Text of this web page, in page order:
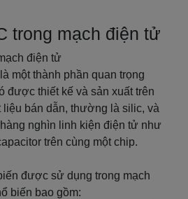
trong mạch điện tử
điện tử
một thành phần quan trọng
được thiết kế và sản xuất trên
liệu bán dẫn, thường là silic, và
nghìn linh kiện điện tử như
trên cùng một chip.
được sử dụng trong mạch
biến bao gồm: